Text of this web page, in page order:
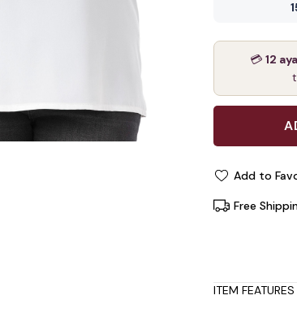
💳12
Add to
Free
ITEM FEATURES